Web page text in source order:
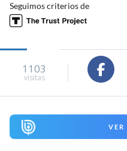
Seguimos criterios de
1103
visitas
VER